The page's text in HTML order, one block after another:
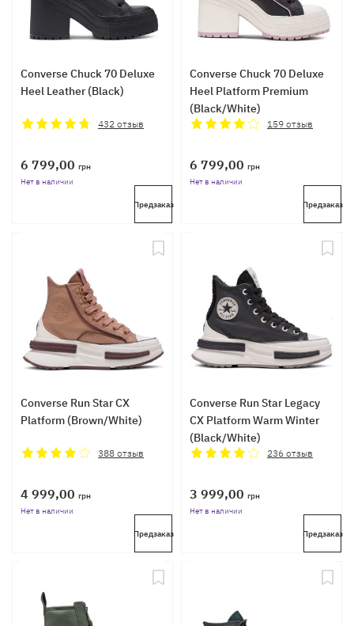
Converse Chuck 70 Deluxe
Heel Leather (Black)
432 отзыв
6 799,00 грн
Нет в наличии
Предзаказ
Converse Chuck 70 Deluxe
Heel Platform Premium
(Black/White)
159отзыв
6 799,00 грн
Нет в наличии
Предзаказ
Converse Run Star CX
Platform (Brown/White)
388отзыв
4 999,00 грн
Нет в наличии
Предзаказ
Converse Run Star Legacy
CX Platform Warm Winter
(Black/White)
236отзыв
3 999,00 грн
Нет в наличии
Предзаказ